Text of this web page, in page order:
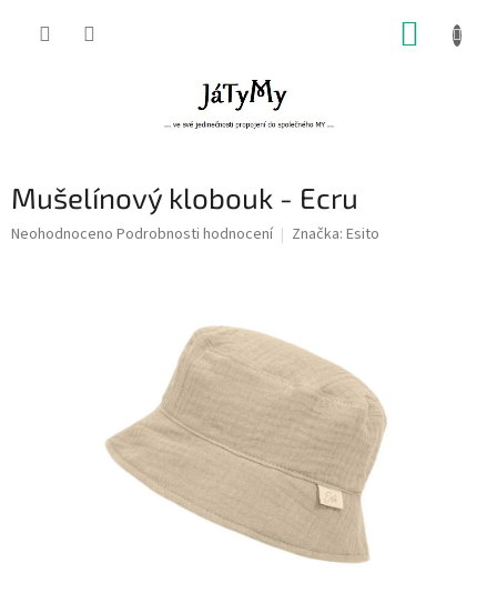
Mušelínový klobouk - Ecru
Průměrné
Neohodnoceno Podrobnosti hodnocení Značka: Esito